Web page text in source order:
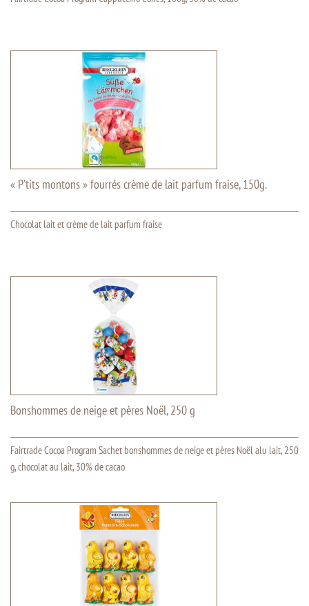
« P’tits montons » fourrés crème de lait parfum fraise, 150g.
Chocolat lait et crème de lait parfum fraise
Bonshommes de neige et pères Noël, 250 g
Fairtrade Cocoa Program Sachet bonshommes de neige et pères Noël alu lait, 250
g, chocolat au lait, 30% de cacao